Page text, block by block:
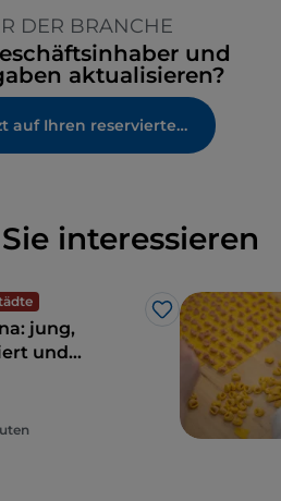
DER BRANCHE
und
aktualisieren?
Greifen Sie jetzt auf Ihren reservierten Bereich zu
interessieren
Like
jung,
und